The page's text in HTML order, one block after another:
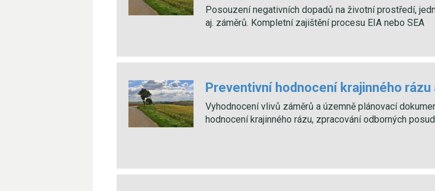
Posouzení negativních dopadů na životní prostředí,
aj. záměrů. Kompletní zajištění procesu EIA nebo SEA
Preventivní hodnocení krajinného rázu
Vyhodnocení vlivů záměrů a územně plánovací
hodnocení krajinného rázu, zpracování odborných